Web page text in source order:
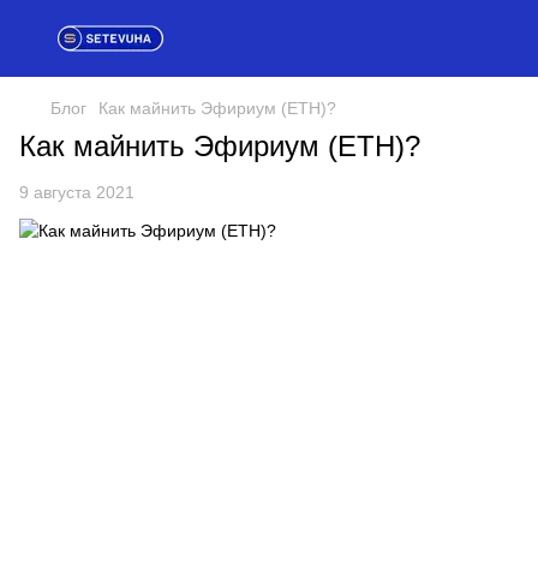
Блог Как майнить Эфириум (ETH)?
Как майнить Эфириум (ETH)?
9 августа 2021